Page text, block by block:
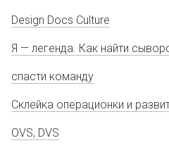
Design Docs Culture
Я — легенда. Как найти
спасти команду
Склейка операционки и
OVS, DVS